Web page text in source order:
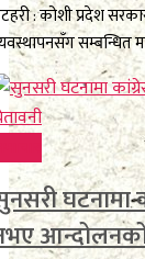
: कोशी प्रदेश
सम्बन्धित
घटनामा